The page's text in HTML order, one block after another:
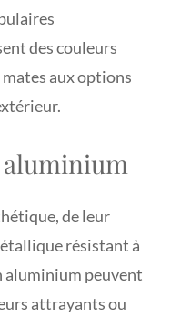
des couleurs
aux options
aluminium
de leur
résistant à
aluminium peuvent
attrayants ou